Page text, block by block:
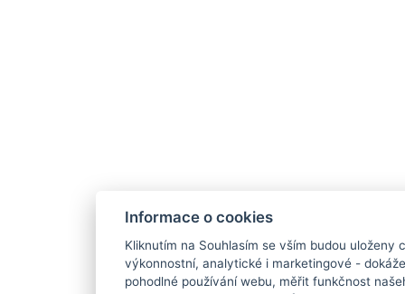
Informace o cookies
Kliknutím na Souhlasím se vším budou uloženy
výkonnostní, analytické i marketingové -
pohodlné používání webu, měřit funkčnost